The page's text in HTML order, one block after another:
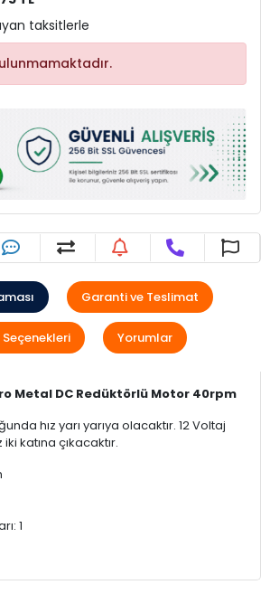
taksitlerle
Garanti ve Teslimat
Yorumlar
Metal DC Redüktörlü Motor 40rpm
hız yarı yarıya olacaktır. 12 Voltaj
katına çıkacaktır.
‎1